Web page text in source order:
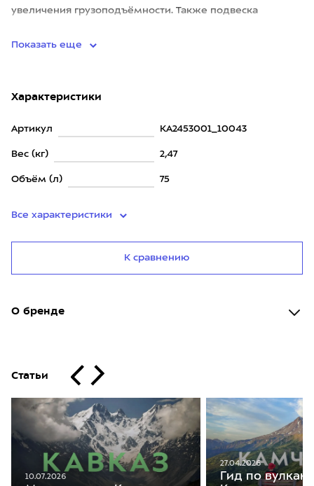
увеличения грузоподъёмности. Также подвеска
Показать еще
Характеристики
Артикул KA2453001_10043
Вес (кг) 2,47
Объём (л) 75
Все характеристики
К сравнению
О бренде
Статьи
10.07.2026
27.04.2026
Гид по